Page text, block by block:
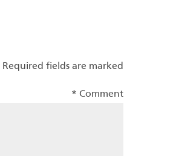
Required fields are marked
Comment
*